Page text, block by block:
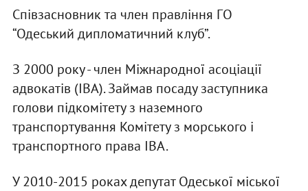
Співзасновник та член правління ГО
“Одеський дипломатичний клуб”.
З 2000 року - член Міжнародної асоціації
адвокатів (IBA). Займав посаду заступника
голови підкомітету з наземного
транспортування Комітету з морського і
транспортного права IBA.
У 2010-2015 роках депутат Одеської міської